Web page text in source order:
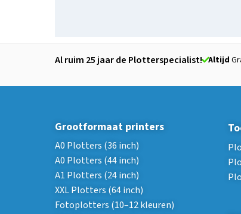
Al ruim 25 jaar de Plotterspecialist! Altijd
Grootformaat printers
A0 Plotters (36 inch)
A0 Plotters (44 inch)
A1 Plotters (24 inch)
XXL Plotters (64 inch)
Fotoplotters (10–12 kleuren)